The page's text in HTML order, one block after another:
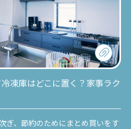
冷凍庫はどこに置く？家事ラク
ぎ、節約のためにまとめ買いをす